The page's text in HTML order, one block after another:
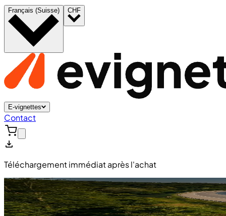
Français (Suisse) CHF
E-vignettes
Contact
Téléchargement immédiat après l'achat